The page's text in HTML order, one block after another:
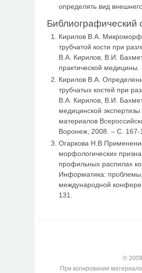
определять вид
Библиографический
Кирилов В.А.
трубчатой кости при
В.А. Кирилов, В.И.
практической
Кирилов В.А.
трубчатых костей при
В.А. Кирилов, В.И.
медицинской
материалов
Воронеж, 2008. – С. 167-
Огаркова Н.В
морфологических
профильных распилах
Информатика:
международной
131.
©
При копировании